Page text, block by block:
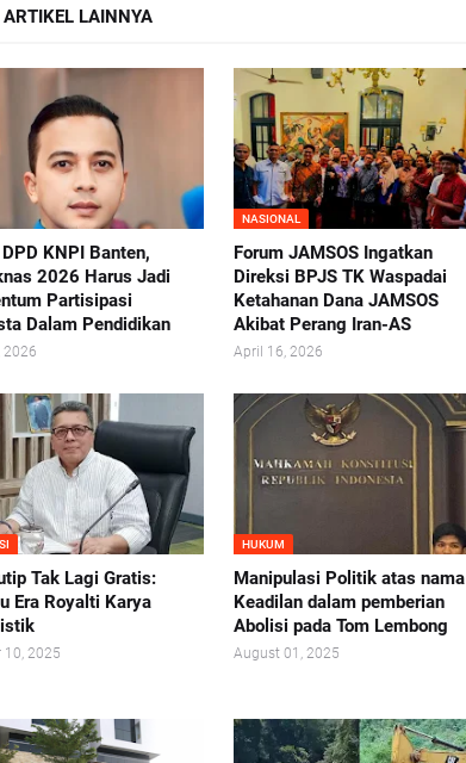
ARTIKEL LAINNYA
KNPI Banten,
2026 Harus Jadi
Partisipasi
Dalam Pendidikan
2026
NASIONAL
Forum JAMSOS Ingatkan
Direksi BPJS TK Waspadai
Ketahanan Dana JAMSOS
Akibat Perang Iran-AS
April 16, 2026
Tak Lagi Gratis:
Era Royalti Karya
10, 2025
HUKUM
Manipulasi Politik atas nama
Keadilan dalam pemberian
Abolisi pada Tom Lembong
August 01, 2025